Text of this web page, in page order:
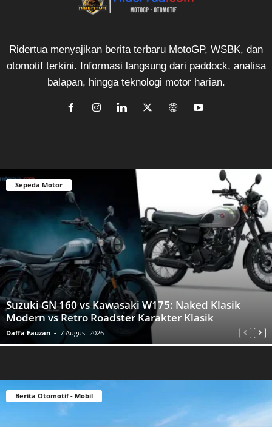
Ridertua menyajikan berita terbaru MotoGP, WSBK, dan
otomotif terkini. Informasi langsung dari paddock, analisa
balapan, hingga teknologi motor harian.
Sepeda Motor
Suzuki GN 160 vs Kawasaki W175: Naked Klasik
Modern vs Retro Roadster Karakter Klasik
Daffa Fauzan - 7 August 2026
Berita Otomotif - Mobil